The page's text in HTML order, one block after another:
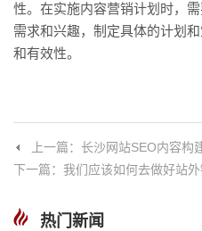
性。在实施内容营销计划时，
需求和兴趣，制定具体的计划
和有效性。
上一篇：长沙网站SEO内容
下一篇：我们应该如何去做好站
热门新闻